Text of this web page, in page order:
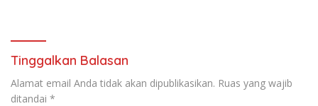
Tinggalkan Balasan
Alamat email Anda tidak akan dipublikasikan. Ruas yang wajib
ditandai *